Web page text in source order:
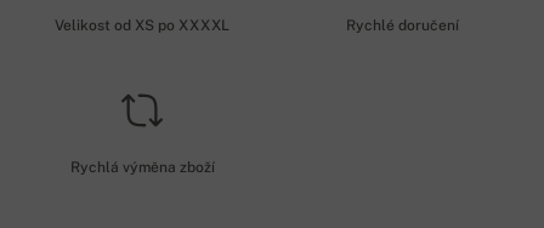
Velikost od XS po XXXXL Rychlé doručení
Rychlá výměna zboží